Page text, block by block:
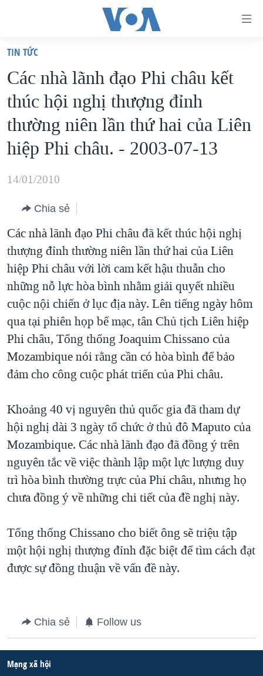
truy
cập
Tới
nội
dung
chính
Tới
hướng
chính
Đi
tới
"Tìm"
VIỆT NAM
HOA KỲ
BIỂN ĐÔNG
THẾ GIỚI
MỤC
TỰ DO BÁO CHÍ
VẠCH TRẦN TIN GIẢ
NGƯỜI VIỆT HẢI NGOẠI
KINH TẾ
KHOA HỌC
SỨC KHOẺ
VĂN HOÁ
GIÁO DỤC
CHUYÊN ĐỀ
CHIẾN TRANH THƯƠNG MẠI CỦA MỸ: QUÁ KHỨ VÀ HIỆN
TẠI
HÀNH TRÌNH BẦU CỬ 2024
MỘT NĂM CHIẾN TRANH TẠI DẢI GAZA
GIẢI MÃ VÀNH ĐAI & CON ĐƯỜNG
NGÀY TỊ NẠN THẾ GIỚI
TRỊNH VĨNH BÌNH - NGƯỜI HẠ 'BÊN THẮNG CUỘC'
CHI PHÍ CHIẾN TRANH AFGHANISTAN
CÁC GIÁ TRỊ CỘNG HÒA Ở VIỆT NAM
THƯỢNG ĐỈNH TRUMP-KIM TẠI VIỆT NAM
TRỊNH VĨNH BÌNH VS. CHÍNH PHỦ VIỆT NAM
NGƯ DÂN VIỆT VÀ LÀN SÓNG TRỘM HẢI SÂM
QUAN HỆ VIỆT MỸ
HỌC TIẾNG ANH
VIDEO
NGHE
MẠNG XÃ HỘI
Ngôn ngữ khác
TIN TỨC
Các nhà lãnh đạo Phi châu kết
thúc hội nghị thượng đỉnh
thường niên lần thứ hai của Liên
hiệp Phi châu. - 2003-07-13
14/01/2010
Chia sẻ
Các nhà lãnh đạo Phi châu đã kết thúc hội nghị
thượng đỉnh thường niên lần thứ hai của Liên
hiệp Phi châu với lời cam kết hậu thuẫn cho
những nỗ lực hòa bình nhằm giải quyết nhiều
cuộc nội chiến ở lục địa này. Lên tiếng ngày hôm
qua tại phiên họp bế mạc, tân Chủ tịch Liên hiệp
Phi châu, Tổng thống Joaquim Chissano của
Mozambique nói rằng cần có hòa bình để bảo
đảm cho công cuộc phát triển của Phi châu.
Khoảng 40 vị nguyên thủ quốc gia đã tham dự
hội nghị dài 3 ngày tổ chức ở thủ đô Maputo của
Mozambique. Các nhà lãnh đạo đã đồng ý trên
nguyên tắc về việc thành lập một lực lượng duy
trì hòa bình thường trực của Phi châu, nhưng họ
chưa đồng ý về những chi tiết của đề nghị này.
Tổng thống Chissano cho biết ông sẽ triệu tập
một hội nghị thượng đỉnh đặc biệt để tìm cách đạt
được sự đồng thuận về vấn đề này.
Chia sẻ Follow us
Mạng xã hội